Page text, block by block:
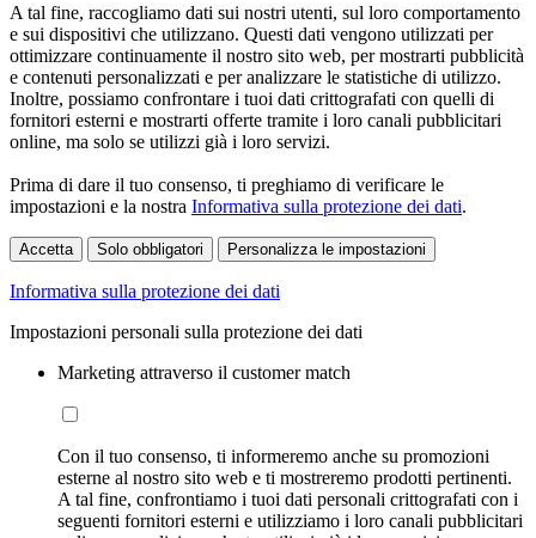
A tal fine, raccogliamo dati sui nostri utenti, sul loro comportamento
e sui dispositivi che utilizzano. Questi dati vengono utilizzati per
ottimizzare continuamente il nostro sito web, per mostrarti pubblicità
e contenuti personalizzati e per analizzare le statistiche di utilizzo.
Inoltre, possiamo confrontare i tuoi dati crittografati con quelli di
fornitori esterni e mostrarti offerte tramite i loro canali pubblicitari
online, ma solo se utilizzi già i loro servizi.
Prima di dare il tuo consenso, ti preghiamo di verificare le
impostazioni e la nostra Informativa sulla protezione dei dati.
Accetta Solo obbligatori Personalizza le impostazioni
Informativa sulla protezione dei dati
Impostazioni personali sulla protezione dei dati
Marketing attraverso il customer match
Con il tuo consenso, ti informeremo anche su promozioni
esterne al nostro sito web e ti mostreremo prodotti pertinenti.
A tal fine, confrontiamo i tuoi dati personali crittografati con i
seguenti fornitori esterni e utilizziamo i loro canali pubblicitari